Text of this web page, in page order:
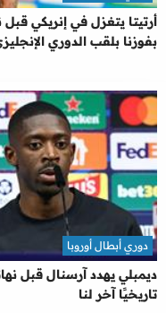
أرتيتا يتغزل في إنريكي قبل
بفوزنا بلقب الدوري
ديمبلي يهدد آرسنال قبل
تاريخيًا آخر لنا
دوري أبطال أوروبا